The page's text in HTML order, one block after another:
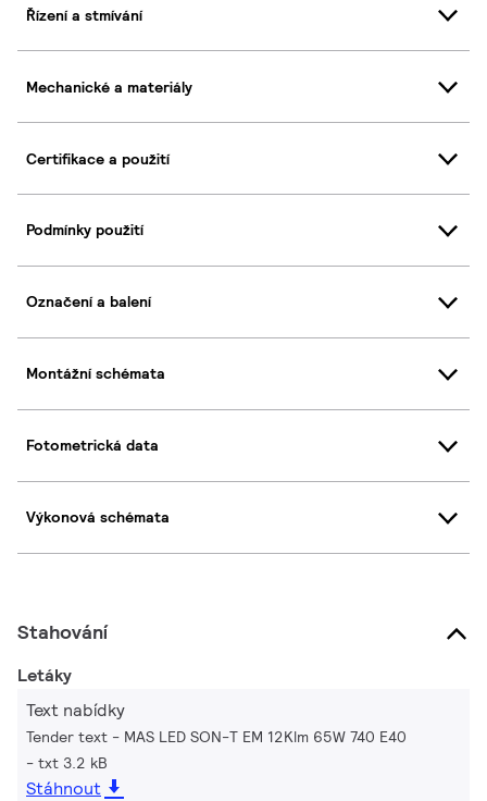
Řízení a stmívání
Mechanické a materiály
Certifikace a použití
Podmínky použití
Označení a balení
Montážní schémata
Fotometrická data
Výkonová schémata
Stahování
Letáky
Text nabídky
Tender text - MAS LED SON-T EM 12Klm 65W 740 E40
txt 3.2 kB
Stáhnout